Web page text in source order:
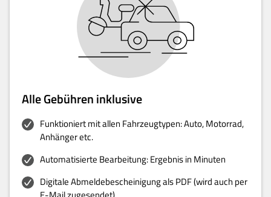
Alle Gebühren inklusive
Funktioniert mit allen Fahrzeugtypen: Auto, Motorrad,
Anhänger etc.
Automatisierte Bearbeitung: Ergebnis in Minuten
Digitale Abmeldebescheinigung als PDF (wird auch per